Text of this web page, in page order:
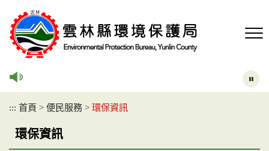
::: 首頁 > 便民服務 > 環保資訊
環保資訊